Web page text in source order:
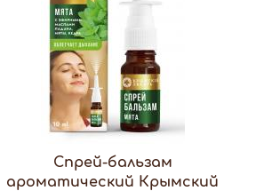
Спрей-бальзам
ароматический Крымский